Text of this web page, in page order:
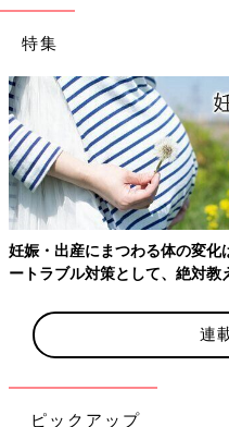
出典：Instagramアカウント「
えりんぎさんはダイソーで牛
た！ 柄はミッキー、ミニー
なユニークなラッピングなら
っちゃいそうですよね！
トレンドのくまちゃん
特集
妊娠・出産にまつわる体の変
ートラブル対策として、絶対
連
ピックアップ